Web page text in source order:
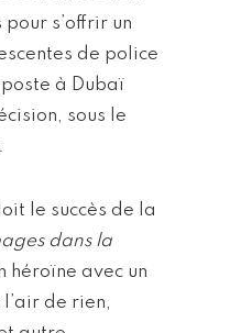
s’offrir un
de police
à Dubaï
sous le
le succès de la
dans la
héroïne avec un
de rien,